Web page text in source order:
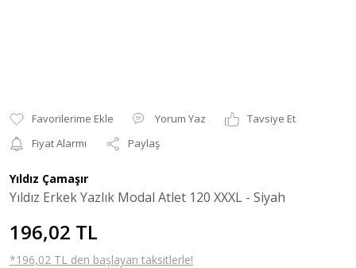
Yorum Yaz
Tavsiye Et
Fiyat Alarmı
Paylaş
Yıldız Çamaşır
Yıldız Erkek Yazlık Modal Atlet 120 XXXL - Siyah
196,02 TL
*196,02 TL den başlayan taksitlerle!